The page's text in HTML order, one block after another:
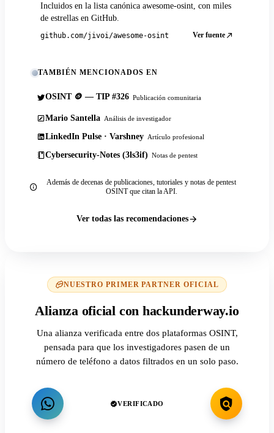
Incluidos en la lista canónica awesome-osint, con miles
de estrellas en GitHub.
github.com/jivoi/awesome-osint Ver fuente
TAMBIÉN MENCIONADOS EN
OSINT 🪙 — TIP #326 Publicación comunitaria
Mario Santella Análisis de investigador
LinkedIn Pulse · Varshney Artículo profesional
Cybersecurity-Notes (3ls3if) Notas de pentest
Además de decenas de publicaciones, tutoriales y notas de pentest
OSINT que citan la API.
Ver todas las recomendaciones
NUESTRO PRIMER PARTNER OFICIAL
Alianza oficial con hackunderway.io
Una alianza verificada entre dos plataformas OSINT,
pensada para que los investigadores pasen de un
número de teléfono a datos filtrados en un solo paso.
VERIFICADO